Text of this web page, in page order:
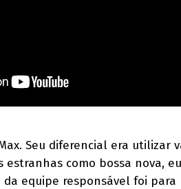
Seu diferencial era utilizar
estranhas como bossa nova,
da equipe responsável foi para